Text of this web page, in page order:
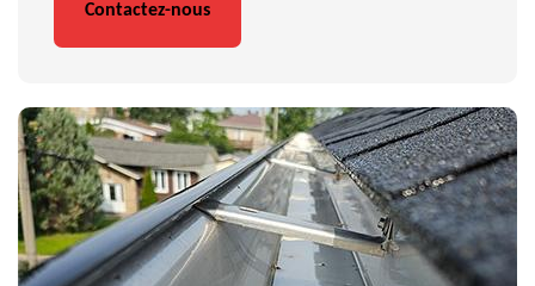
Contactez-nous